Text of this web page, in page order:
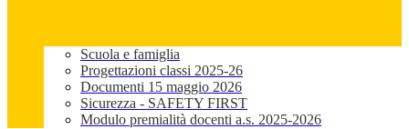
Scuola e famiglia
Progettazioni classi 2025-26
Documenti 15 maggio 2026
Sicurezza - SAFETY FIRST
Modulo premialità docenti a.s. 2025-2026